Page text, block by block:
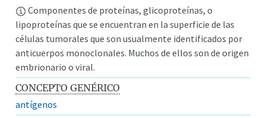
Componentes de proteínas, glicoproteínas, o
lipoproteínas que se encuentran en la superficie de las
células tumorales que son usualmente identificados por
anticuerpos monoclonales. Muchos de ellos son de origen
embrionario o viral.
CONCEPTO GENÉRICO
antígenos